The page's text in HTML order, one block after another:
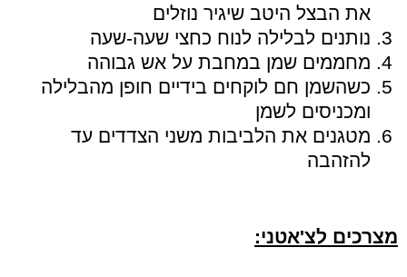
את הבצל היטב שיגיר נוזלים
נותנים לבלילה לנוח כחצי שעה-שעה
מחממים שמן במחבת על אש גבוהה
כשהשמן חם לוקחים בידיים חופן מהבלילה
ומכניסים לשמן
מטגנים את הלביבות משני הצדדים עד
להזהבה
מצרכים לצ'אטני: